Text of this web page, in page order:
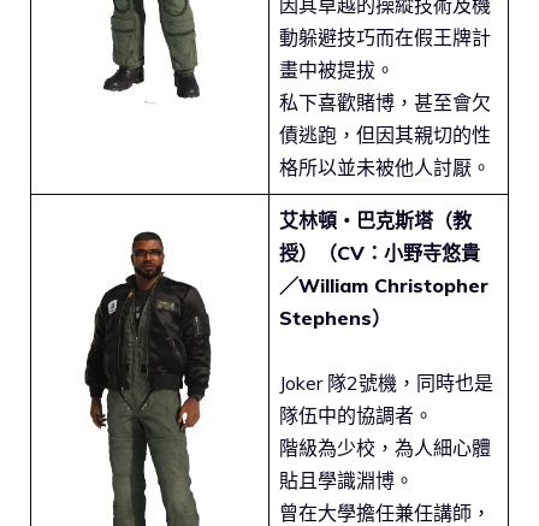
動躲避技巧而在假王牌計
畫中被提拔。
私下喜歡賭博，甚至會欠
債逃跑，但因其親切的性
格所以並未被他人討厭。
艾林頓・巴克斯塔（教
授）（CV：小野寺悠貴
／William Christopher
Stephens）
Joker 隊2號機，同時也是
隊伍中的協調者。
階級為少校，為人細心體
貼且學識淵博。
曾在大學擔任兼任講師，